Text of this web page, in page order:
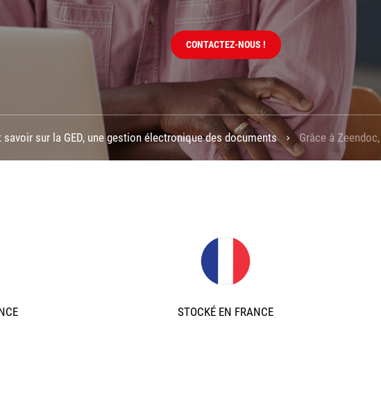
CONTACTEZ-NOUS !
savoir sur la GED, une gestion électronique des documents Grâce à
STOCKÉ EN FRANCE